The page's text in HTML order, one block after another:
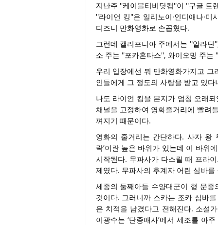
지난주 ''케이블티비닷컴''이 ''구글 트
''라이언 킹''은 일리노이·인디애나·미
디즈니 만화영화로 손꼽혔다.
그런데 캘리포니아 주에서는 ''알라
소 주는 ''포카혼타스'', 와이오밍 주는
우리 입장에선 뭐 만화영화가지고
인들에게 그 정도의 사랑을 받고 있
나도 라이언 킹을 본지가 엄청 오래
채널을 고정하여 영화줄거리에 빨려
껴지기 때문이다.
영화의 줄거리는 간단하다. 사자 왕
락’이란 높은 바위가 있는데 이 바위
시작된다. 무파사가 다스릴 때 프라
제였다. 무파사의 후계자 어린 심바
세종의 둘째아들 수양대군이 형 문
것이다. 그러니까 스카는 조카 심바
은 치적을 남겼다고 전해진다. 소설
이광수는 ‘단종애사’에서 세조를 아